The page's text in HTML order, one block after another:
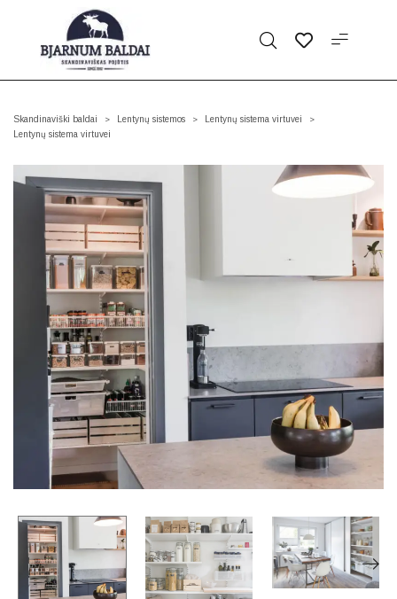
Skandinaviški baldai > Lentynų sistemos > Lentynų sistema virtuvei >
Lentynų sistema virtuvei